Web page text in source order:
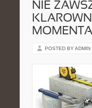
NIE
POSTED BY ADMIN